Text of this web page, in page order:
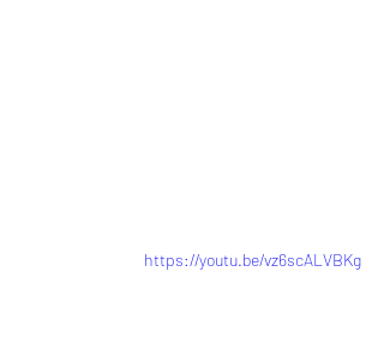
https://youtu.be/vz6scALVBKg